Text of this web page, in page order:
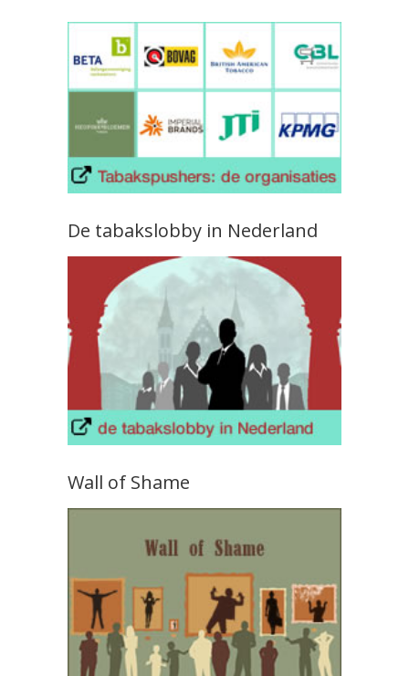
De tabakslobby in Nederland
Wall of Shame